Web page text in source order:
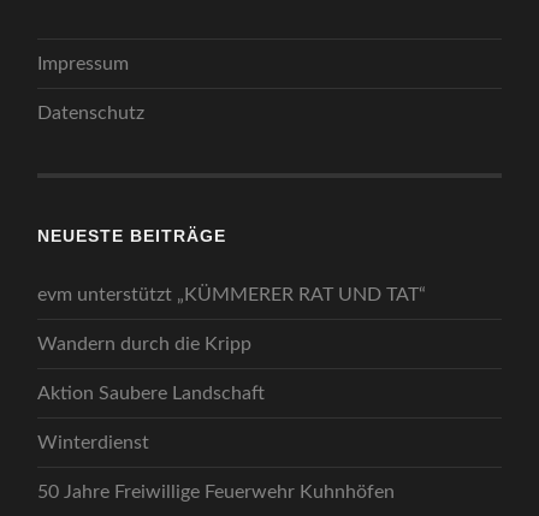
Impressum
Datenschutz
NEUESTE BEITRÄGE
evm unterstützt „KÜMMERER RAT UND TAT“
Wandern durch die Kripp
Aktion Saubere Landschaft
Winterdienst
50 Jahre Freiwillige Feuerwehr Kuhnhöfen